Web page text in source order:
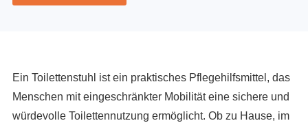
Ein Toilettenstuhl ist ein praktisches Pflegehilfsmittel, das
Menschen mit eingeschränkter Mobilität eine sichere und
würdevolle Toilettennutzung ermöglicht. Ob zu Hause, im